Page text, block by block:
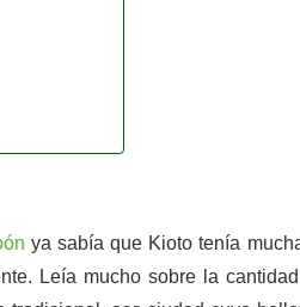
ya sabía que Kioto tenía
Leía mucho sobre la